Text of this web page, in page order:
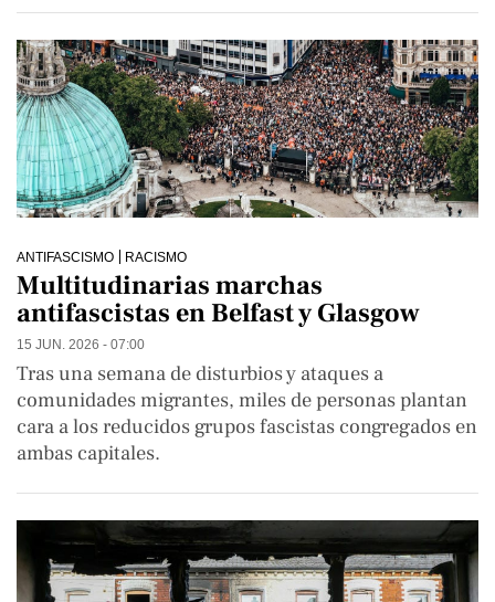
ANTIFASCISMO RACISMO
Multitudinarias marchas
antifascistas en Belfast y Glasgow
15 JUN. 2026 - 07:00
Tras una semana de disturbios y ataques a
comunidades migrantes, miles de personas plantan
cara a los reducidos grupos fascistas congregados en
ambas capitales.